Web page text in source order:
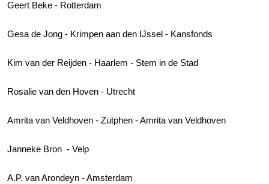
Geert Beke - Rotterdam
Gesa de Jong - Krimpen aan den IJssel - Kansfonds
Kim van der Reijden - Haarlem - Stem in de Stad
Rosalie van den Hoven - Utrecht
Amrita van Veldhoven - Zutphen - Amrita van Veldhoven
Janneke Bron - Velp
A.P. van Arondeyn - Amsterdam